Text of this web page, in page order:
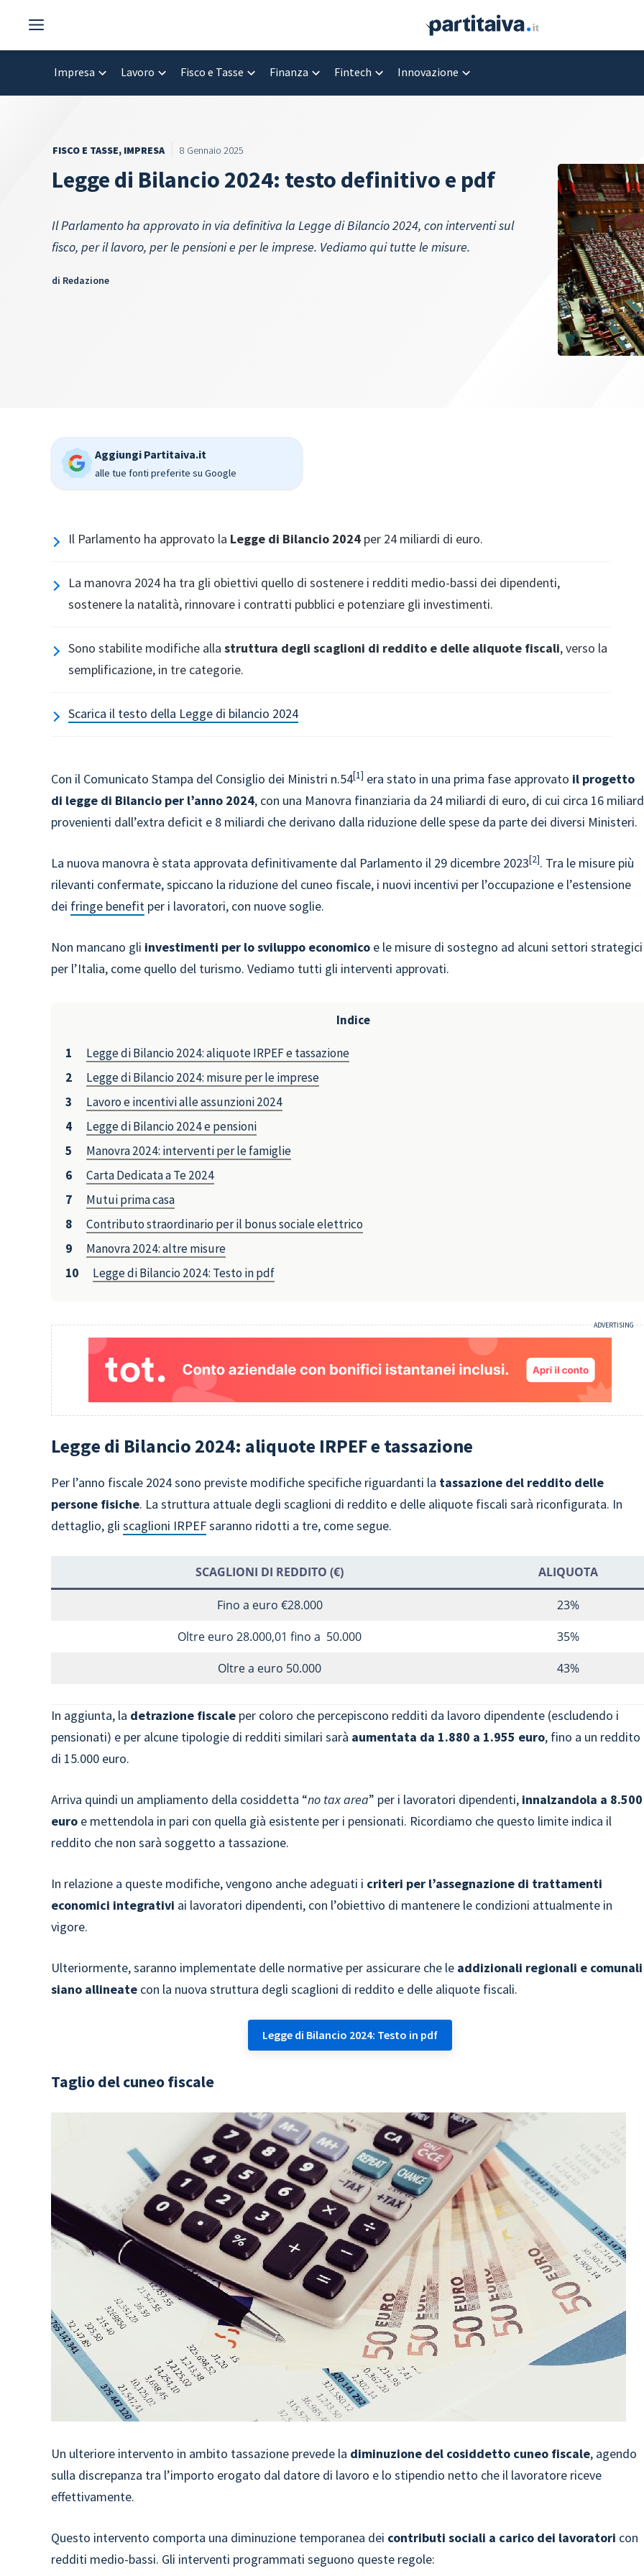
contenuto
Impresa Lavoro Fisco e Tasse Finanza Fintech Innovazione
FISCO E TASSE, IMPRESA 8 Gennaio 2025
Legge di Bilancio 2024: testo definitivo e pdf
Il Parlamento ha approvato in via definitiva la Legge di Bilancio 2024, con interventi sul
fisco, per il lavoro, per le pensioni e per le imprese. Vediamo qui tutte le misure.
di Redazione
Aggiungi Partitaiva.it
alle tue fonti preferite su Google
Il Parlamento ha approvato la Legge di Bilancio 2024 per 24 miliardi di euro.
La manovra 2024 ha tra gli obiettivi quello di sostenere i redditi medio-bassi dei dipendenti,
sostenere la natalità, rinnovare i contratti pubblici e potenziare gli investimenti.
Sono stabilite modifiche alla struttura degli scaglioni di reddito e delle aliquote fiscali, verso la
semplificazione, in tre categorie.
Scarica il testo della Legge di bilancio 2024
Con il Comunicato Stampa del Consiglio dei Ministri n.54 1 era stato in una prima fase approvato il progetto
di legge di Bilancio per l’anno 2024, con una Manovra finanziaria da 24 miliardi di euro, di cui circa 16
provenienti dall’extra deficit e 8 miliardi che derivano dalla riduzione delle spese da parte dei diversi Ministeri.
La nuova manovra è stata approvata definitivamente dal Parlamento il 29 dicembre 2023 2 . Tra le misure più
rilevanti confermate, spiccano la riduzione del cuneo fiscale, i nuovi incentivi per l’occupazione e l’estensione
dei fringe benefit per i lavoratori, con nuove soglie.
Non mancano gli investimenti per lo sviluppo economico e le misure di sostegno ad alcuni settori strategici
per l’Italia, come quello del turismo. Vediamo tutti gli interventi approvati.
Indice
Legge di Bilancio 2024: aliquote IRPEF e tassazione
Legge di Bilancio 2024: misure per le imprese
Lavoro e incentivi alle assunzioni 2024
Legge di Bilancio 2024 e pensioni
Manovra 2024: interventi per le famiglie
Carta Dedicata a Te 2024
Mutui prima casa
Contributo straordinario per il bonus sociale elettrico
Manovra 2024: altre misure
Legge di Bilancio 2024: Testo in pdf
Legge di Bilancio 2024: aliquote IRPEF e tassazione
Per l’anno fiscale 2024 sono previste modifiche specifiche riguardanti la tassazione del reddito delle
persone fisiche. La struttura attuale degli scaglioni di reddito e delle aliquote fiscali sarà riconfigurata. In
dettaglio, gliscaglioni IRPEFsaranno ridotti a tre, come segue.
SCAGLIONI DI REDDITO (€) ALIQUOTA
Fino a euro €28.000
23%
Oltre euro 28.000,01 fino a 50.000
35%
Oltre a euro 50.000
43%
In aggiunta, la detrazione fiscale per coloro che percepiscono redditi da lavoro dipendente (escludendo i
pensionati) e per alcune tipologie di redditi similari sarà aumentata da 1.880 a 1.955 euro, fino a un reddito
di 15.000 euro.
Arriva quindi un ampliamento della cosiddetta “no tax area” per i lavoratori dipendenti, innalzandola a 8.500
euro e mettendola in pari con quella già esistente per i pensionati. Ricordiamo che questo limite indica il
reddito che non sarà soggetto a tassazione.
In relazione a queste modifiche, vengono anche adeguati i criteri per l’assegnazione di trattamenti
economici integrativi ai lavoratori dipendenti, con l’obiettivo di mantenere le condizioni attualmente in
vigore.
Ulteriormente, saranno implementate delle normative per assicurare che le addizionali regionali e comunali
siano allineate con la nuova struttura degli scaglioni di reddito e delle aliquote fiscali.
Legge di Bilancio 2024: Testo in pdf
Taglio del cuneo fiscale
Un ulteriore intervento in ambito tassazione prevede la diminuzione del cosiddetto cuneo fiscale, agendo
sulla discrepanza tra l’importo erogato dal datore di lavoro e lo stipendio netto che il lavoratore riceve
effettivamente.
Questo intervento comporta una diminuzione temporanea dei contributi sociali a carico dei lavoratori con
redditi medio-bassi. Gli interventi programmati seguono queste regole: